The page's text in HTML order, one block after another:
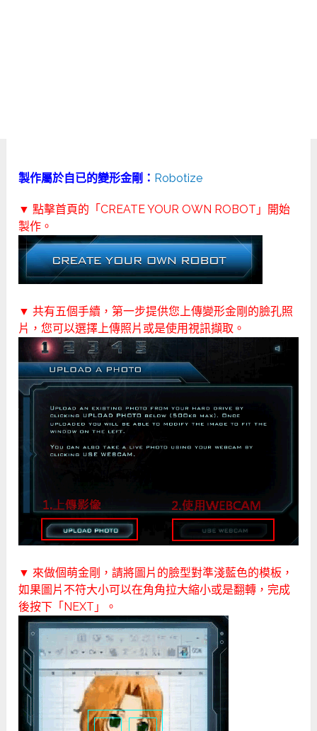
製作屬於自已的變形金剛： Robotize
▼ 點擊首頁的「CREATE YOUR OWN ROBOT」開始
製作。
▼ 共有五個手續，第一步提供您上傳變形金剛的臉孔照
片，您可以選擇上傳照片或是使用視訊擷取。
▼ 來做個萌金剛，請將圖片的臉型對準淺藍色的模板，
如果圖片不符大小可以在角角拉大縮小或是翻轉，完成
後按下「NEXT」。